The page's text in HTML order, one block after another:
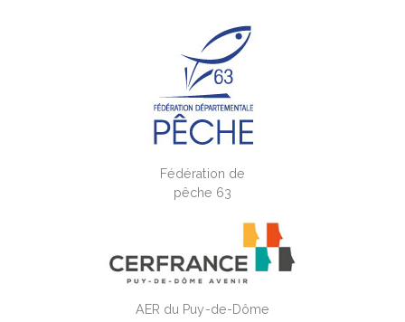
Fédération de
pêche 63
AER du Puy-de-Dôme